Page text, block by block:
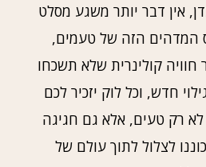
אין דבר יותר משגע מסלט
המדהים הזה של טעמים,
חוויה קולינרית שלא תשכחו
חדש, וכל לוק יזכיר לכם
לא רק טעים, אלא גם חגיגה
לצלול לתוך עולם של